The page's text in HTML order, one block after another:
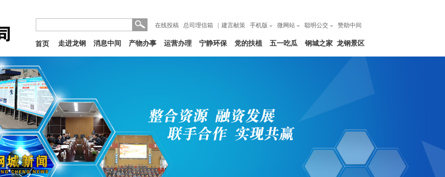
在线投稿 总司理信箱 建言献策 手机版 微网站 聪明公交 赞助中间
龙钢景区
钢城之家
五一吃瓜
党的扶植
宁静环保
运营办理
产物办事
消息中间
走进龙钢
首页